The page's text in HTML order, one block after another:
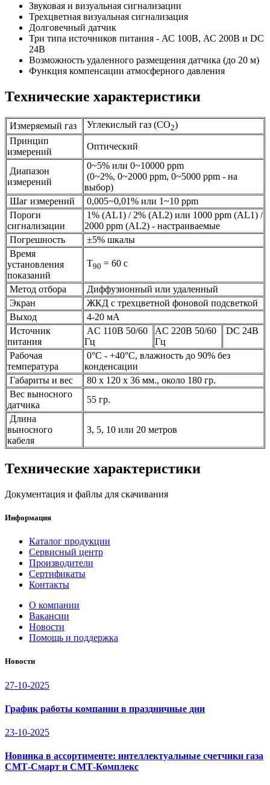
Звуковая и визуальная сигнализации
Трехцветная визуальная сигнализация
Долговечный датчик
Три типа источников питания - АС 100В, АС 200В и DC
24В
Возможность удаленного размещения датчика (до 20 м)
Функция компенсации атмосферного давления
Технические характеристики
Измеряемый газ Углекислый газ (CO2)
Принцип
измерений
Оптический
Диапазон
измерений
0~5% или 0~10000 ppm
(0~2%, 0~2000 ppm, 0~5000 ppm - на
выбор)
Шаг измерений
0,005~0,01% или 1~10 ppm
Пороги
сигнализации
1% (AL1) / 2% (AL2) или 1000 ppm (AL1) /
2000 ppm (AL2) - настраиваемые
Погрешность
±5% шкалы
Время
установления
показаний
Т90 = 60 с
Метод отбора
Диффузионный или удаленный
Экран
ЖКД с трехцветной фоновой подсветкой
Выход
4-20 мА
Источник
питания
AC 110В 50/60
Гц
AC 220В 50/60
Гц
DC 24В
Рабочая
температура
0°C - +40°C, влажность до 90% без
конденсации
Габариты и вес
80 х 120 х 36 мм., около 180 гр.
Вес выносного
датчика
55 гр.
Длина
выносного
кабеля
3, 5, 10 или 20 метров
Технические характеристики
Документация и файлы для скачивания
Информация
Каталог продукции
Сервисный центр
Производители
Сертификаты
Контакты
О компании
Вакансии
Новости
Помощь и поддержка
Новости
27-10-2025
График работы компании в праздничные дни
23-10-2025
Новинка в ассортименте: интеллектуальные счетчики газа
СМТ-Смарт и СМТ-Комплекс